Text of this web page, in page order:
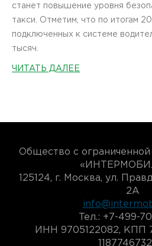
станет повышение уровня
такси. Отметим, что по итогам
подключенных к системе
тысяч.
ЧИТАТЬ ДАЛЕЕ
Общество с
125124, г. Москва, ул.
2А
Тел.: +7-499-
ИНН 9705122082, КПП